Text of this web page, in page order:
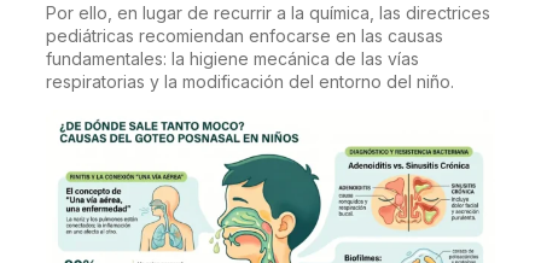
Por ello, en lugar de recurrir a la química, las directrices
pediátricas recomiendan enfocarse en las causas
fundamentales: la higiene mecánica de las vías
respiratorias y la modificación del entorno del niño.